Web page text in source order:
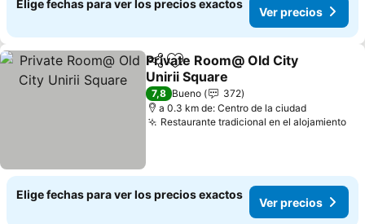
Elige fechas para ver los precios exactos
Ver precios
CompartirAgregar a favoritos
Private Room@ Old City
Unirii Square
Ver precios
7,8 Bueno
372
a 0.3 km de: Centro de la ciudad
Restaurante tradicional en el alojamiento
Elige fechas para ver los precios exactos
Ver precios